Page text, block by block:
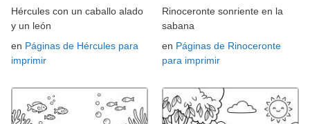
Hércules con un caballo alado
y un león
en Páginas de Hércules para
imprimir
Rinoceronte sonriente en la
sabana
en Páginas de Rinoceronte
para imprimir